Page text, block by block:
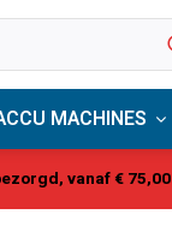
MACHINES
vanaf € 75,00